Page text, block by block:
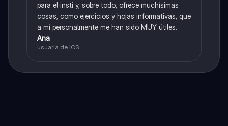
para el insti y, sobre todo, ofrece muchísimas
cosas, como ejercicios y hojas informativas, que
a mí personalmente me han sido MUY útiles.
Ana
usuaria de iOS